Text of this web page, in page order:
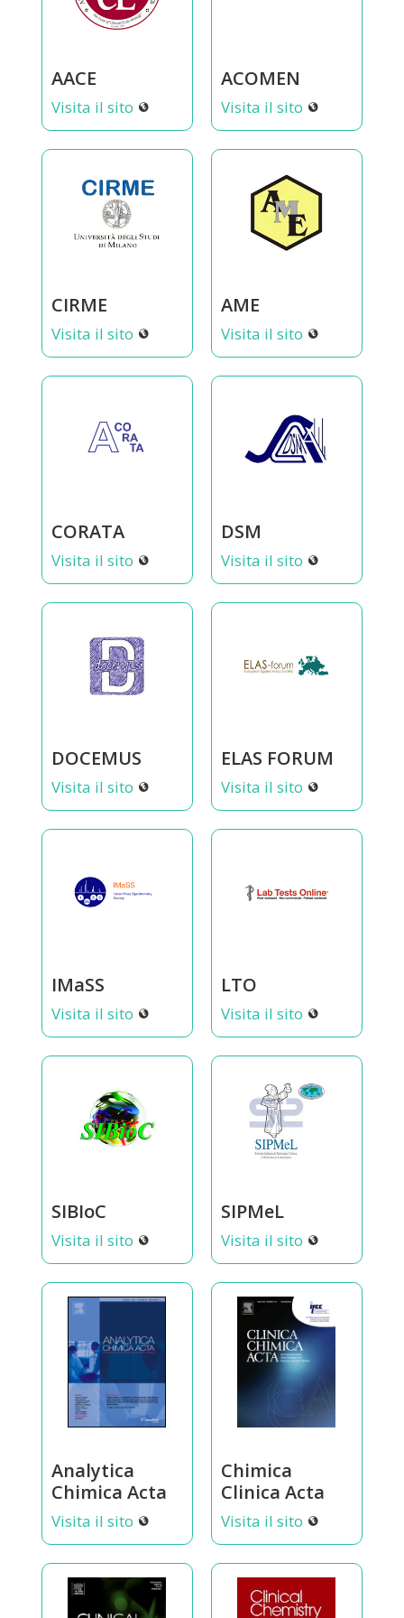
AACE
Visita il sito
ACOMEN
Visita il sito
CIRME
Visita il sito
AME
Visita il sito
CORATA
Visita il sito
DSM
Visita il sito
DOCEMUS
Visita il sito
ELAS FORUM
Visita il sito
IMaSS
Visita il sito
LTO
Visita il sito
SIBIoC
Visita il sito
SIPMeL
Visita il sito
Analytica
Chimica Acta
Visita il sito
Chimica
Clinica Acta
Visita il sito